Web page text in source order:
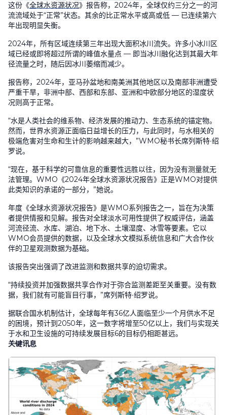
这份《全球水资源状况》报告称， 2024年，全球仅约三分之一的河
流流域处于“正常”状态。其余的比正常水平或高或低 — 已连续第六
年出现明显失衡。
2024年，所有区域连续第三年出现大面积冰川流失。许多小冰川区
域已经或即将超过所谓的峰值水量点 — 即当冰川融化达到其最大年
径流量之时，随后因冰川萎缩而减少。
报告称， 2024年，亚马孙盆地和南美洲其他地区以及南部非洲遭受
严重干旱，非洲中部、西部和东部、亚洲和中欧部分地区的湿度状
况则高于正常。
“水是人类社会的维系物、经济发展的推动力、生态系统的锚定物。
然而，世界水资源正面临日益增长的压力，与此同时，与水相关的
极端危害对生命和生计的影响越来越大，”WMO秘书长席列斯特∙绍
罗说。
“现在，基于科学的可靠信息的重要性远胜以往，因为没有测量就无
法管理。 WMO 《2024年全球水资源状况报告》正是WMO对提供
此类知识的承诺的一部分，”她说。
年度《全球水资源状况报告》是WMO系列报告之一，旨在为决策
者提供情报和见解。报告对全球淡水可用性提供了权威评估，涵盖
河流径流、水库、湖泊、地下水、土壤湿度、冰雪等要素。它以
WMO会员提供的数据，以及全球水文模拟系统信息和广大合作伙
伴的卫星观测数据为基础。
该报告突出强调了改进监测和数据共享的迫切需求。
“持续投资并加强数据共享合作对于弥合监测差距至关重要。没有数
据，我们就有可能盲目行事，”席列斯特∙绍罗说。
据联合国水机制估计，全球每年有36亿人面临至少一个月供水不足
的困境，预计到 2050年，这一数字将增至50亿以上，我们与实现关
于水和卫生设施的可持续发展目标6的目标仍相距甚远。
关键讯息